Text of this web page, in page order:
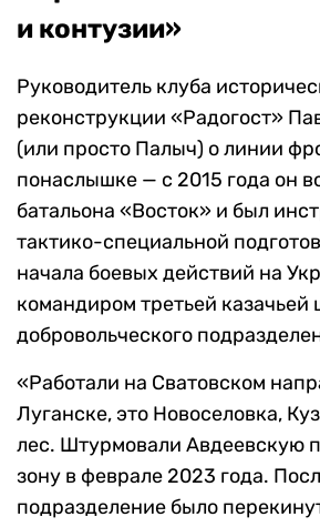
и контузии»
Руководитель клуба
реконструкции «Радогост»
(или просто Палыч) о линии
понаслышке — с 2015 года он
батальона «Восток» и был
тактико-специальной
начала боевых действий на
командиром третьей
добровольческого
«Работали на Сватовском
Луганске, это Новоселовка,
лес. Штурмовали Авдеевскую
зону в феврале 2023 года.
подразделение было